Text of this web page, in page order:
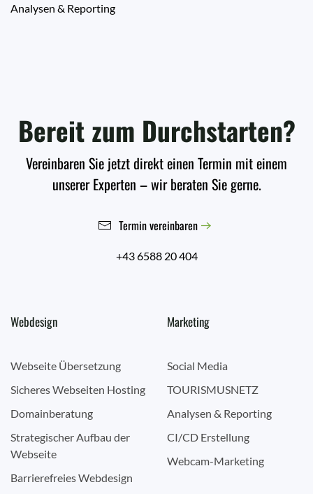
Analysen & Reporting
Bereit zum Durchstarten?
Vereinbaren Sie jetzt direkt einen Termin mit einem
unserer Experten – wir beraten Sie gerne.
Termin vereinbaren
+43 6588 20 404
Webdesign
Webseite Übersetzung
Sicheres Webseiten Hosting
Domainberatung
Strategischer Aufbau der
Webseite
Barrierefreies Webdesign
Marketing
Social Media
TOURISMUSNETZ
Analysen & Reporting
CI/CD Erstellung
Webcam-Marketing